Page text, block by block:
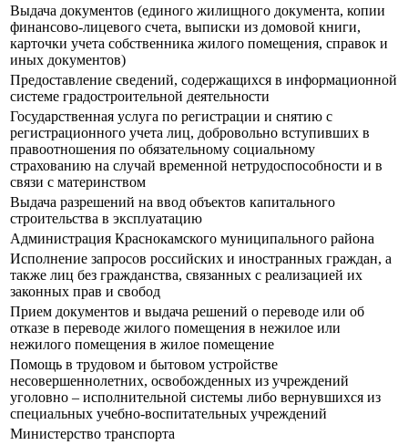
Выдача документов (единого жилищного документа, копии
финансово-лицевого счета, выписки из домовой книги,
карточки учета собственника жилого помещения, справок и
иных документов)
Предоставление сведений, содержащихся в информационной
системе градостроительной деятельности
Государственная услуга по регистрации и снятию с
регистрационного учета лиц, добровольно вступивших в
правоотношения по обязательному социальному
страхованию на случай временной нетрудоспособности и в
связи с материнством
Выдача разрешений на ввод объектов капитального
строительства в эксплуатацию
Администрация Краснокамского муниципального района
Исполнение запросов российских и иностранных граждан, а
также лиц без гражданства, связанных с реализацией их
законных прав и свобод
Прием документов и выдача решений о переводе или об
отказе в переводе жилого помещения в нежилое или
нежилого помещения в жилое помещение
Помощь в трудовом и бытовом устройстве
несовершеннолетних, освобожденных из учреждений
уголовно – исполнительной системы либо вернувшихся из
специальных учебно-воспитательных учреждений
Министерство транспорта